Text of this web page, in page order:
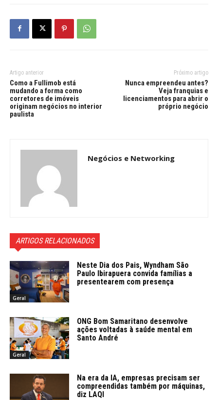
Artigo anterior
Como a Fullimob está
mudando a forma como
corretores de imóveis
originam negócios no interior
paulista
Próximo artigo
Nunca empreendeu antes?
Veja franquias e
licenciamentos para abrir o
próprio negócio
Negócios e Networking
ARTIGOS RELACIONADOS
Geral
Neste Dia dos Pais, Wyndham São
Paulo Ibirapuera convida famílias a
presentearem com presença
Geral
ONG Bom Samaritano desenvolve
ações voltadas à saúde mental em
Santo André
Na era da IA, empresas precisam ser
compreendidas também por máquinas,
diz LAQI